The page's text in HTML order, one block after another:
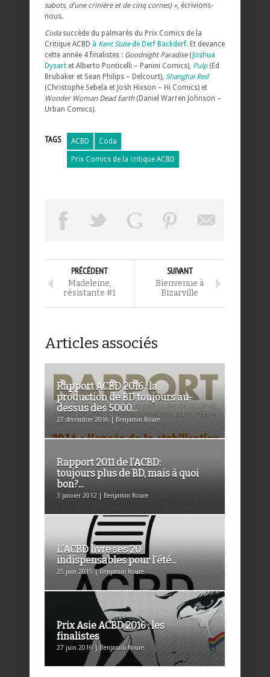
sabots, d’une crinière et de cinq cornes) » , écrivions-
nous.
Codasuccède du palmarès du Prix Comics de la
Critique ACBD à Kent Statede Derf Backderf. Et devance
cette année 4 finalistes : Goodnight Paradise(Joshua
Dysart et Alberto Ponticelli – Panini Comics), Pulp(Ed
Brubaker et Sean Philips – Delcourt), Shanghai Red
(Christophe Sebela et Josh Hixson – Hi Comics) et
Wonder Woman Dead Earth(Daniel Warren Johnson –
Urban Comics).
TAGS ACBD Coda
Prix Comics de la critique ACBD
PRÉCÉDENT
Madeleine,
résistante #1
SUIVANT
Bienvenue à
Bizarville
Articles associés
Rapport ACBD 2016 : la
production de BD toujours au-
dessus des 5000...
27 décembre 2016 | Benjamin Roure
Rapport 2011 de l’ACBD:
toujours plus de BD, mais à quoi
bon?...
3 janvier 2012 | Benjamin Roure
L’ACBD livre ses 20
indispensables pour l’été...
25 juin 2015 | Benjamin Roure
Prix Asie ACBD 2016 : les
finalistes
27 juin 2016 | Benjamin Roure